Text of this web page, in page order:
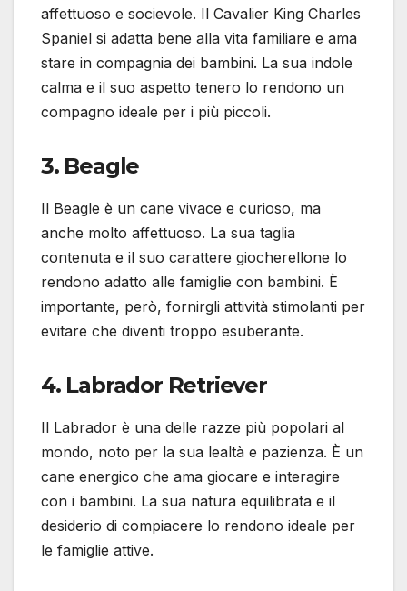
affettuoso e socievole. Il Cavalier King Charles
Spaniel si adatta bene alla vita familiare e ama
stare in compagnia dei bambini. La sua indole
calma e il suo aspetto tenero lo rendono un
compagno ideale per i più piccoli.
3. Beagle
Il Beagle è un cane vivace e curioso, ma
anche molto affettuoso. La sua taglia
contenuta e il suo carattere giocherellone lo
rendono adatto alle famiglie con bambini. È
importante, però, fornirgli attività stimolanti per
evitare che diventi troppo esuberante.
4. Labrador Retriever
Il Labrador è una delle razze più popolari al
mondo, noto per la sua lealtà e pazienza. È un
cane energico che ama giocare e interagire
con i bambini. La sua natura equilibrata e il
desiderio di compiacere lo rendono ideale per
le famiglie attive.